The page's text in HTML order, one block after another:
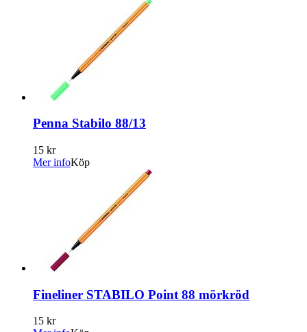
Penna Stabilo 88/13
15 kr
Mer infoKöp
Fineliner STABILO Point 88 mörkröd
15 kr